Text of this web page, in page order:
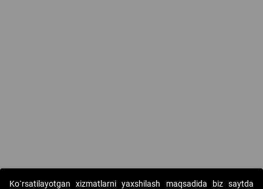
Ko`rsatilayotgan xizmatlarni yaxshilash maqsadida biz saytda